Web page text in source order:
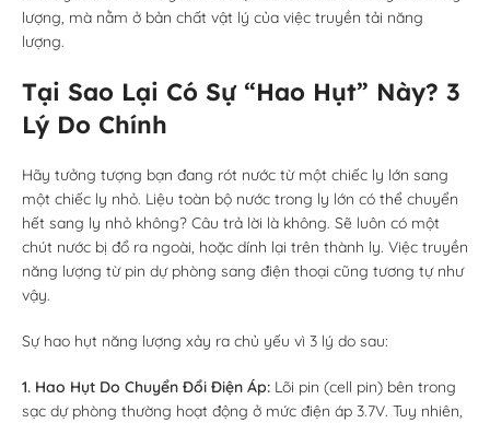
lượng, mà nằm ở bản chất vật lý của việc truyền tải năng
lượng.
Tại Sao Lại Có Sự “Hao Hụt” Này? 3
Lý Do Chính
Hãy tưởng tượng bạn đang rót nước từ một chiếc ly lớn sang
một chiếc ly nhỏ. Liệu toàn bộ nước trong ly lớn có thể chuyển
hết sang ly nhỏ không? Câu trả lời là không. Sẽ luôn có một
chút nước bị đổ ra ngoài, hoặc dính lại trên thành ly. Việc truyền
năng lượng từ pin dự phòng sang điện thoại cũng tương tự như
vậy.
Sự hao hụt năng lượng xảy ra chủ yếu vì 3 lý do sau:
1. Hao Hụt Do Chuyển Đổi Điện Áp: Lõi pin (cell pin) bên trong
sạc dự phòng thường hoạt động ở mức điện áp 3.7V. Tuy nhiên,